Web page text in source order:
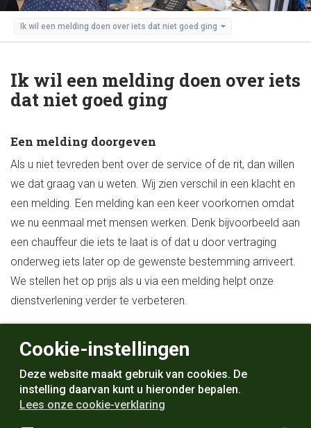
Ik wil een melding doen over iets dat niet goed ging
Ik wil een melding doen over iets
dat niet goed ging
Een melding doorgeven
Als u niet tevreden bent over de service of de rit, dan willen
we dat graag van u weten. Wij zien verschil in een klacht en
een melding. Een melding kan een keer voorkomen omdat
we nu eenmaal met mensen werken. Denk bijvoorbeeld aan
een chauffeur die iets te laat is of dat u door vertraging
onderweg iets later op de gewenste bestemming arriveert.
We stellen het op prijs als u via een melding helpt onze
dienstverlening verder te verbeteren.
e-mail sturen naar:klantenservice@vervoergv.nl
Cookie-instellingen
Deze website maakt gebruik van cookies. De
instelling daarvan kunt u hieronder bepalen.
Lees onze cookie-verklaring